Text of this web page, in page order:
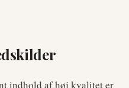
indhold af høj kvalitet er